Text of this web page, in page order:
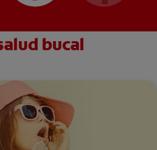
bucal